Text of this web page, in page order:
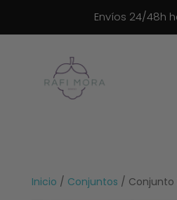
Envíos 24/48h
Inicio / Conjuntos / Conjunto